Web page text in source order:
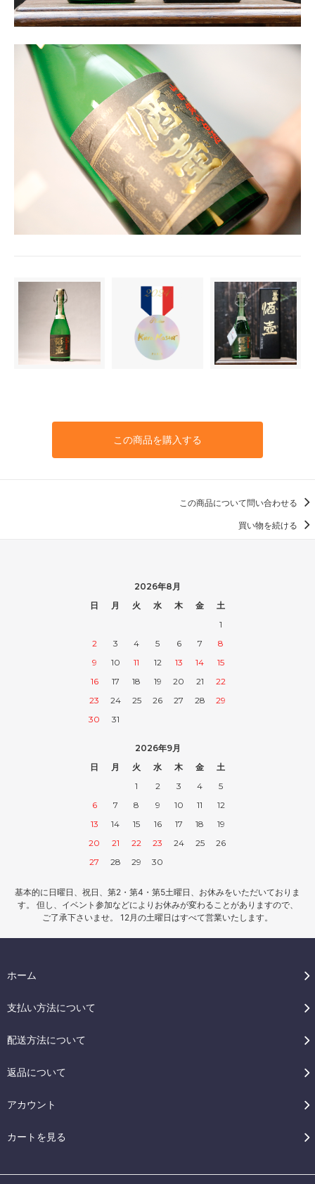
この商品を購入する
この商品について問い合わせる
買い物を続ける
2026年8月
日
月 火 水 木 金
土
1
2
3 4 5 6 7
8
9
10 11 12 13 14
15
16
17 18 19 20 21
22
23
24 25 26 27 28
29
30
31
2026年9月
日
月 火 水 木 金
土
1
2 3 4
5
6
7 8 9 10 11
12
13
14 15 16 17 18
19
20
21 22 23 24 25
26
27
28 29 30
基本的に日曜日、祝日、第2・第4・第5土曜日、お休みをいただいておりま
す。 但し、イベント参加などによりお休みが変わることがありますので、
ご了承下さいませ。 12月の土曜日はすべて営業いたします。
ホーム
支払い方法について
配送方法について
返品について
アカウント
カートを見る